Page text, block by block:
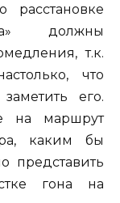
должны
т.к.
что
его.
на маршрут
каким бы
гона на